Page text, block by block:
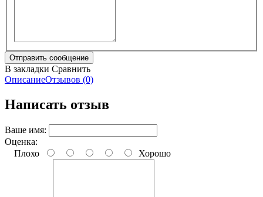
В закладки Сравнить
ОписаниеОтзывов (0)
Написать отзыв
Ваше имя:
Оценка:
Плохо
Хорошо